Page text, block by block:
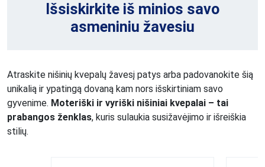
Išsiskirkite iš minios savo
asmeniniu žavesiu
Atraskite nišinių kvepalų žavesį patys arba padovanokite šią
unikalią ir ypatingą dovaną kam nors išskirtiniam savo
gyvenime. Moteriški ir vyriški nišiniai kvepalai – tai
prabangos ženklas, kuris sulaukia susižavėjimo ir išreiškia
stilių.